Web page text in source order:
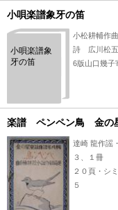
小唄楽譜象牙の笛
小唄楽譜象
牙の笛
小松耕輔作
詩 広川松五
6版山口幾子
楽譜 ペンペン鳥 金の
達崎 龍作謡
３、１冊
２０頁・シ
５